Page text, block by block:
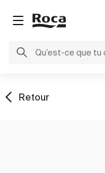
Retour